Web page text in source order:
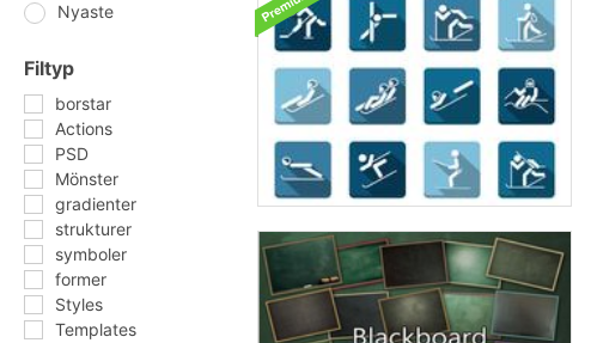
Nyaste
Filtyp
borstar
Actions
PSD
Mönster
gradienter
strukturer
symboler
former
Styles
Templates